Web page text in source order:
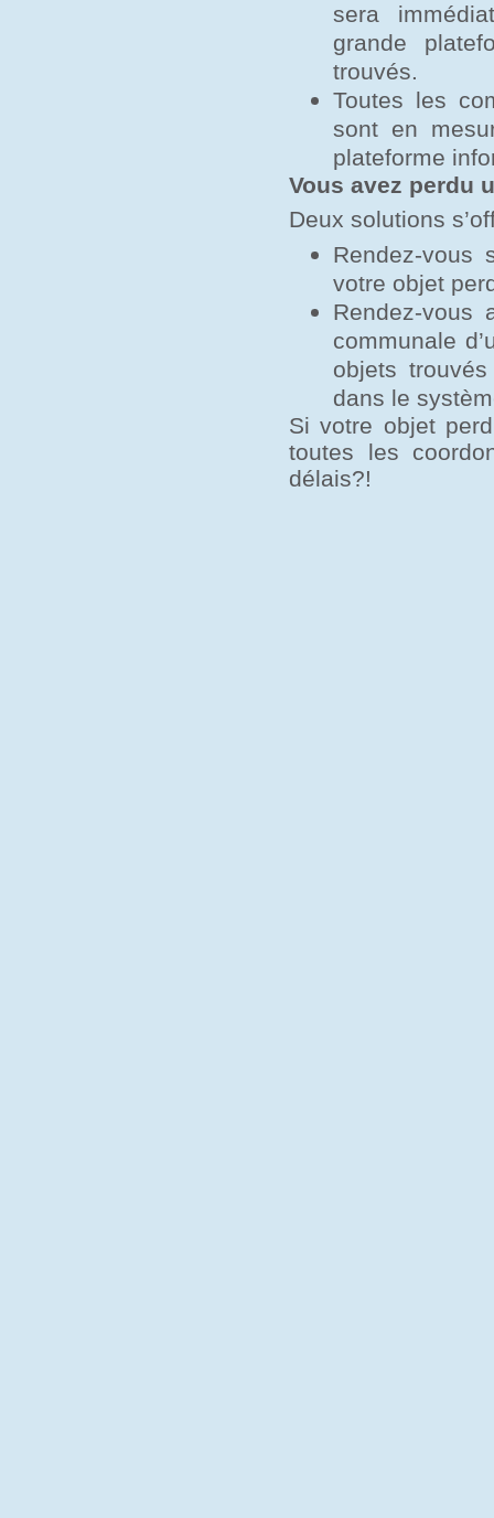
sera
grande
trouvés.
Toutes les
sont en
plateforme
Vous avez perdu
Deux solutions
Rendez-
votre objet
Rendez-vous
communale
objets
dans le
Si votre objet
toutes les
délais?!